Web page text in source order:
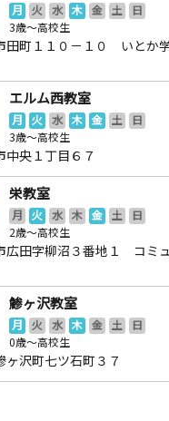
月 火 水 木 金 土
日
3歳～高校生
田町１１０－１０ いとか
エルム西教室
月 火 水 木 金 土
日
3歳～高校生
央１丁目６７
栄教室
月 火 水 木 金 土
日
2歳～高校生
広田字柳沼３番地１ コミ
鯵ヶ沢教室
月 火 水 木 金 土
日
0歳～高校生
沢町七ツ石町３７